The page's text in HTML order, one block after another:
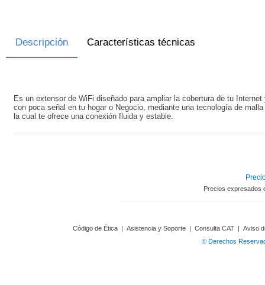
Descripción Características técnicas
Es un extensor de WiFi diseñado para ampliar la cobertura de tu
con poca señal en tu hogar o Negocio, mediante una tecnología de
la cual te ofrece una conexión fluida y estable.
Precios expresados
Código de Ética | Asistencia y Soporte | Consulta CAT | Aviso
© Derechos